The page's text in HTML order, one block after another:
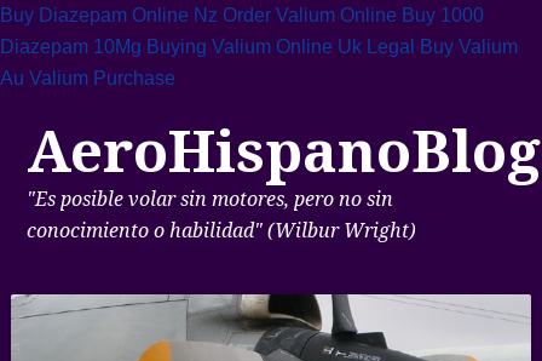
Buy Diazepam Online Nz Order Valium Online Buy 1000
Diazepam 10Mg Buying Valium Online Uk Legal
Buy Valium
Au Valium Purchase
AeroHispanoBlog
"Es posible volar sin motores, pero no sin
conocimiento o habilidad" (Wilbur Wright)